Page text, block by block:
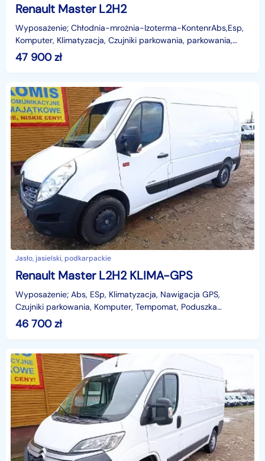
Renault Master L2H2
Wyposażenie; Chłodnia-mrożnia-Izoterma-KontenrAbs,Esp,
Komputer, Klimatyzacja, Czujniki parkowania, parkowania,
poduszka powietrzna kierowcy, Elektryczne szyby,
47 900zł
Jasło, jasielski, podkarpackie
Renault Master L2H2 KLIMA-GPS
Wyposażenie; Abs, ESp, Klimatyzacja, Nawigacja GPS,
Czujniki parkowania, Komputer, Tempomat, Poduszka
powietrzna kierowcy ,Elektryczne szyby, lusterka -ogrzewan
46 700zł